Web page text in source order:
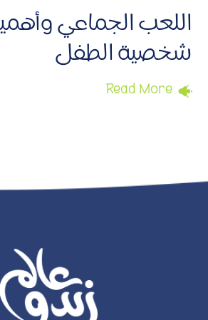
اللعب الجماعي
شخصية الطفل
Read More